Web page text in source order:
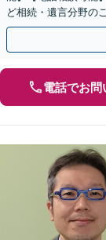
ど相続・遺言分野の
り良いバトンパスを
電話でお問